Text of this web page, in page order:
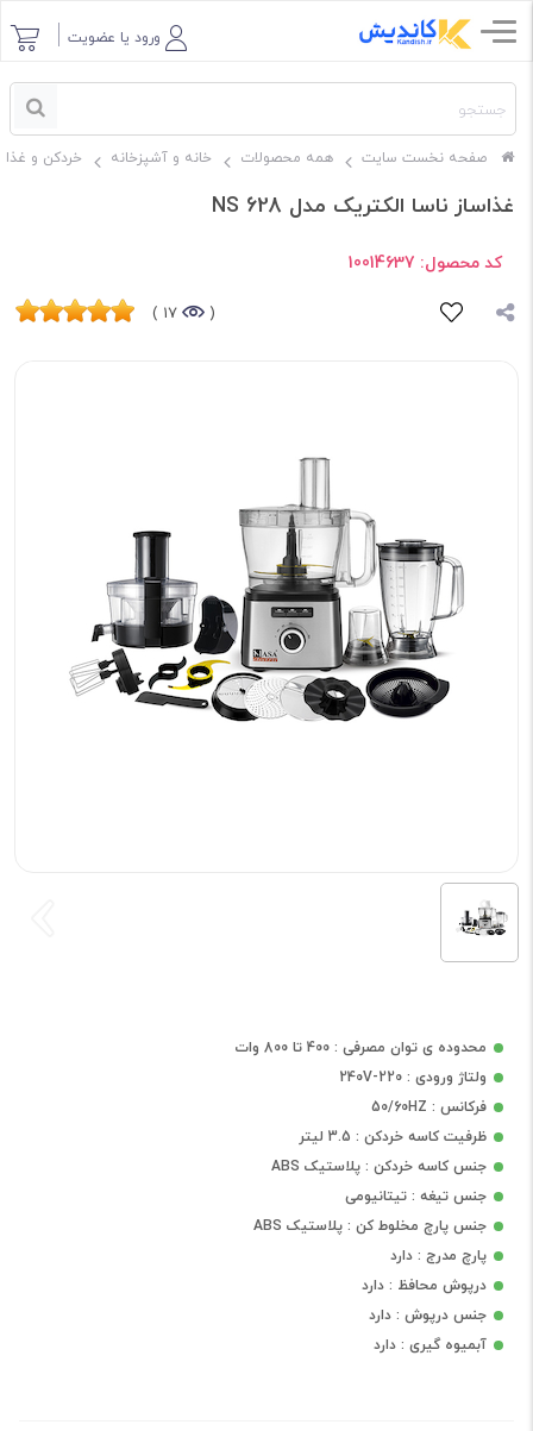
ورود یا عضویت
صفحه نخست سایت همه محصولات خانه و آشپزخانه خردکن و
غذاساز ناسا الکتریک مدل NS 628
کد محصول: 10014637
(
17 )
محدوده ی توان مصرفی : 400 تا 800 وات
ولتاژ ورودی : 220-240V
فرکانس : 50/60HZ
ظرفیت کاسه خردکن : 3.5 لیتر
جنس کاسه خردکن : پلاستیک ABS
جنس تیغه : تیتانیومی
جنس پارچ مخلوط کن : پلاستیک ABS
پارچ مدرج : دارد
درپوش محافظ : دارد
جنس درپوش : دارد
آبمیوه گیری : دارد